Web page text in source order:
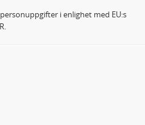
i enlighet med EU:s